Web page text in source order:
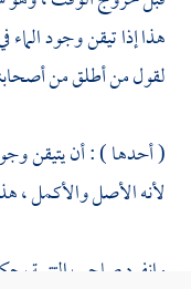
هذا إذا تيقن وجود
لقول من أطلق من
( أحدها ) : أن يتيقن
لأنه الأصل والأكمل ،
وانفرد صاحب التتمة